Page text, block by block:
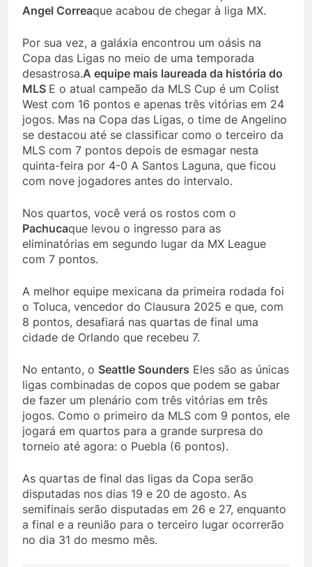
Angel Correaque acabou de chegar à liga MX.
Por sua vez, a galáxia encontrou um oásis na
Copa das Ligas no meio de uma temporada
desastrosa.A equipe mais laureada da história do
MLS E o atual campeão da MLS Cup é um Colist
West com 16 pontos e apenas três vitórias em 24
jogos. Mas na Copa das Ligas, o time de Angelino
se destacou até se classificar como o terceiro da
MLS com 7 pontos depois de esmagar nesta
quinta-feira por 4-0 A Santos Laguna, que ficou
com nove jogadores antes do intervalo.
Nos quartos, você verá os rostos com o
Pachucaque levou o ingresso para as
eliminatórias em segundo lugar da MX League
com 7 pontos.
A melhor equipe mexicana da primeira rodada foi
o Toluca, vencedor do Clausura 2025 e que, com
8 pontos, desafiará nas quartas de final uma
cidade de Orlando que recebeu 7.
No entanto, o Seattle Sounders Eles são as únicas
ligas combinadas de copos que podem se gabar
de fazer um plenário com três vitórias em três
jogos. Como o primeiro da MLS com 9 pontos, ele
jogará em quartos para a grande surpresa do
torneio até agora: o Puebla (6 pontos).
As quartas de final das ligas da Copa serão
disputadas nos dias 19 e 20 de agosto. As
semifinais serão disputadas em 26 e 27, enquanto
a final e a reunião para o terceiro lugar ocorrerão
no dia 31 do mesmo mês.